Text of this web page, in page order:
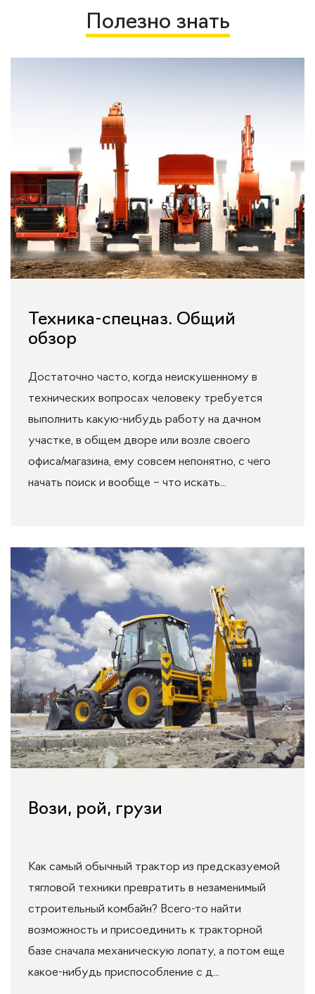
Полезно знать
Техника-спецназ. Общий
обзор
Достаточно часто, когда неискушенному в
технических вопросах человеку требуется
выполнить какую-нибудь работу на дачном
участке, в общем дворе или возле своего
офиса/магазина, ему совсем непонятно, с чего
начать поиск и вообще – что искать...
Вози, рой, грузи
Как самый обычный трактор из предсказуемой
тягловой техники превратить в незаменимый
строительный комбайн? Всего-то найти
возможность и присоединить к тракторной
базе сначала механическую лопату, а потом еще
какое-нибудь приспособление с д...